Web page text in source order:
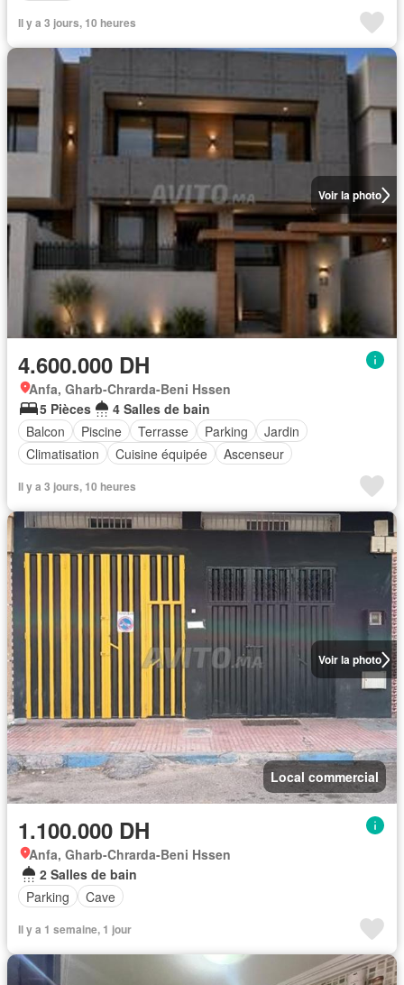
Il y a 3 jours, 10 heures
Voir la photo
4.600.000 DH
Anfa, Gharb-Chrarda-Beni Hssen
5 Pièces
4 Salles de bain
Balcon
Piscine Terrasse Parking
Jardin
Climatisation
Cuisine équipée Ascenseur
Il y a 3 jours, 10 heures
Voir la photo
Local commercial
1.100.000 DH
Anfa, Gharb-Chrarda-Beni Hssen
2 Salles de bain
Parking
Cave
Il y a 1 semaine, 1 jour